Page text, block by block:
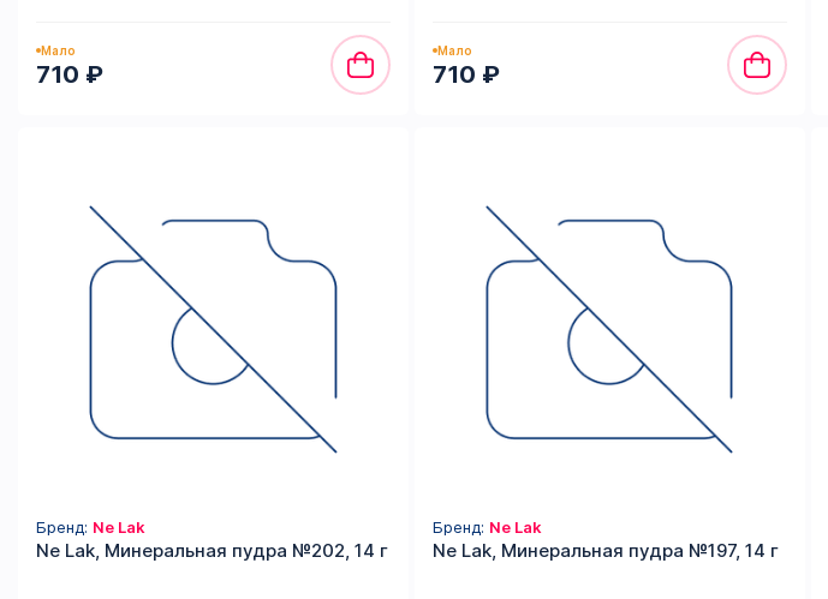
Мало
710 ₽
Мало
710 ₽
Бренд: Ne Lak
Ne Lak, Минеральная пудра №202, 14 г
Бренд: Ne Lak
Ne Lak, Минеральная пудра №197, 14 г